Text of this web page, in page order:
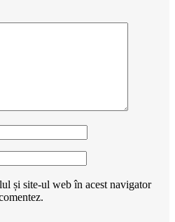
și site-ul web în acest navigator